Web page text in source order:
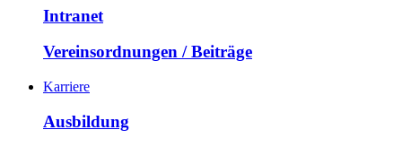
Intranet
Vereinsordnungen / Beiträge
Karriere
Ausbildung